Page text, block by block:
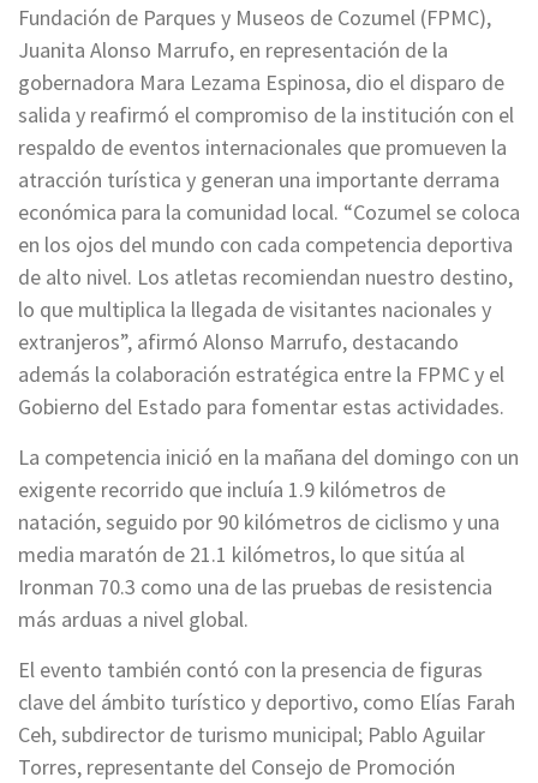
Fundación de Parques y Museos de Cozumel (FPMC),
Juanita Alonso Marrufo, en representación de la
gobernadora Mara Lezama Espinosa, dio el disparo de
salida y reafirmó el compromiso de la institución con el
respaldo de eventos internacionales que promueven la
atracción turística y generan una importante derrama
económica para la comunidad local. “Cozumel se coloca
en los ojos del mundo con cada competencia deportiva
de alto nivel. Los atletas recomiendan nuestro destino,
lo que multiplica la llegada de visitantes nacionales y
extranjeros”, afirmó Alonso Marrufo, destacando
además la colaboración estratégica entre la FPMC y el
Gobierno del Estado para fomentar estas actividades.
La competencia inició en la mañana del domingo con un
exigente recorrido que incluía 1.9 kilómetros de
natación, seguido por 90 kilómetros de ciclismo y una
media maratón de 21.1 kilómetros, lo que sitúa al
Ironman 70.3 como una de las pruebas de resistencia
más arduas a nivel global.
El evento también contó con la presencia de figuras
clave del ámbito turístico y deportivo, como Elías Farah
Ceh, subdirector de turismo municipal; Pablo Aguilar
Torres, representante del Consejo de Promoción